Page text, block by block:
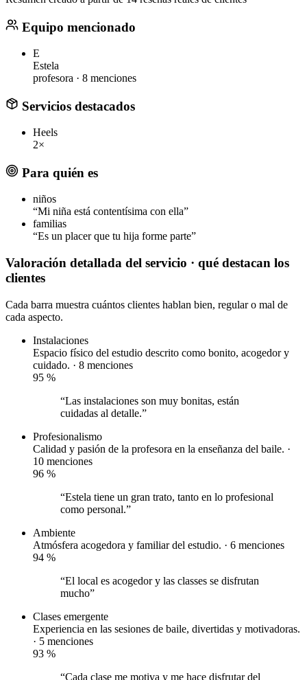
Equipo mencionado
E
Estela
profesora · 8 menciones
Servicios destacados
Heels
2×
Para quién es
niños
“Mi niña está contentísima con ella”
familias
“Es un placer que tu hija forme parte”
Valoración detallada del servicio · qué destacan los
clientes
Cada barra muestra cuántos clientes hablan bien, regular o mal de
cada aspecto.
Instalaciones
Espacio físico del estudio descrito como bonito, acogedor y
cuidado. · 8 menciones
95 %
“Las instalaciones son muy bonitas, están
cuidadas al detalle.”
Profesionalismo
Calidad y pasión de la profesora en la enseñanza del baile. ·
10 menciones
96 %
“Estela tiene un gran trato, tanto en lo profesional
como personal.”
Ambiente
Atmósfera acogedora y familiar del estudio. · 6 menciones
94 %
“El local es acogedor y las classes se disfrutan
mucho”
Clases emergente
Experiencia en las sesiones de baile, divertidas y motivadoras.
· 5 menciones
93 %
“Cada clase me motiva y me hace disfrutar del